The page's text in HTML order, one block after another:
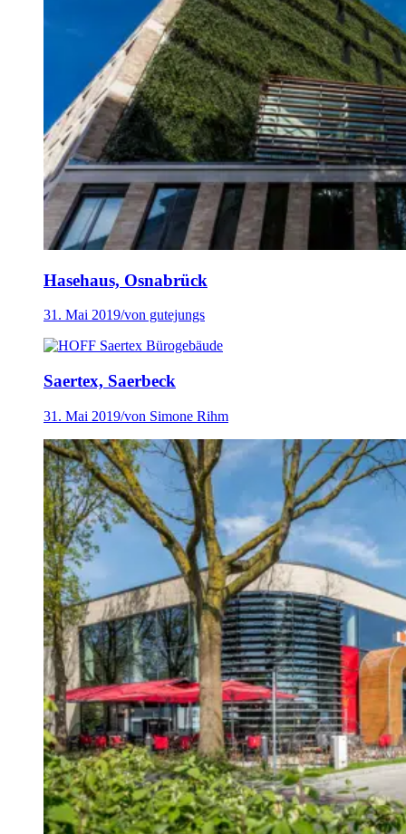
Hasehaus, Osnabrück
31. Mai 2019/von gutejungs
Saertex, Saerbeck
31. Mai 2019/von Simone Rihm